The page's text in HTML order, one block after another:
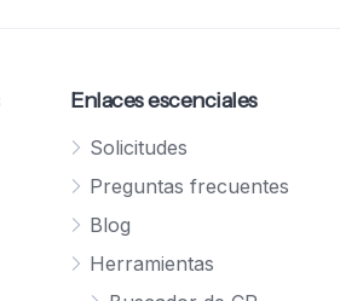
Enlaces escenciales
Solicitudes
Preguntas frecuentes
Blog
Herramientas